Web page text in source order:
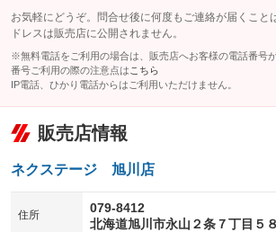
お気軽にどうぞ。問合せ後に何度もご連絡が届くこと
ドレスは販売店に公開されません。
※無料電話をご利用の場合は、販売店へお客様の電話番号
番号ご利用の際の注意点は こちら
IP電話、ひかり電話からはご利用いただけません。
販売店情報
ネクステージ 旭川店
住所
079-8412
北海道旭川市永山２条７丁目５